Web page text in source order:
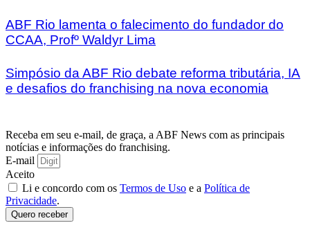
ABF Rio lamenta o falecimento do fundador do
CCAA, Profº Waldyr Lima
Simpósio da ABF Rio debate reforma tributária, IA
e desafios do franchising na nova economia
Receba em seu e-mail, de graça, a ABF News com as principais
notícias e informações do franchising.
E-mail
Aceito
Li e concordo com os Termos de Uso e a Política de
Privacidade.
Quero receber